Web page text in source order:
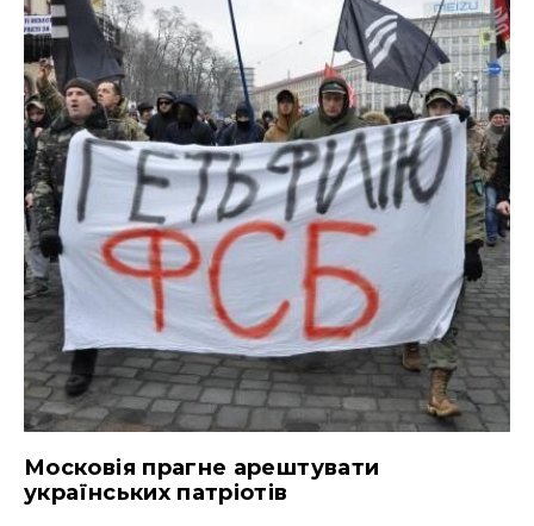
Московія прагне арештувати
українських патріотів